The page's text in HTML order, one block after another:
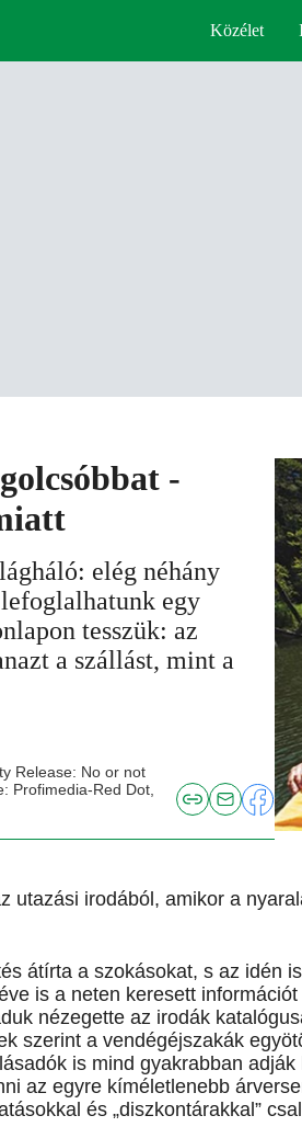
Közélet
-
elég néhány
egy
tesszük: az
a szállást, mint a
Release: No or not
Profimedia-Red Dot,
utazási irodából, amikor a
átírta a szokásokat, s az idén
is a neten keresett
nézegette az irodák
szerint a vendégéjszakák
is mind gyakrabban
az egyre kíméletlenebb
és „diszkontárakkal”